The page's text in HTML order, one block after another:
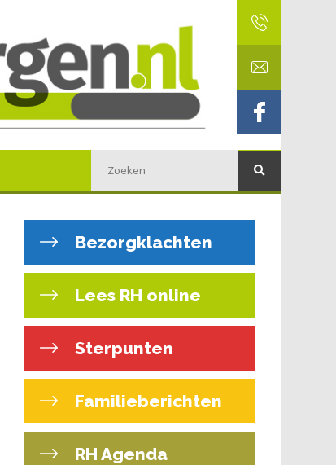
Bezorgklachten
Lees RH online
Sterpunten
Familieberichten
RH Agenda